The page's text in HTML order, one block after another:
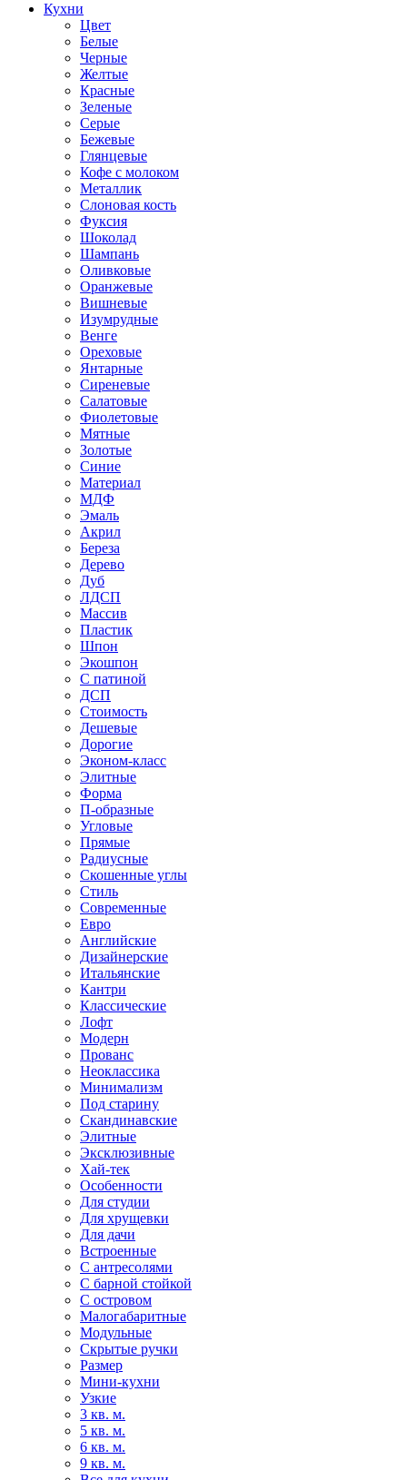
Кухни
Цвет
Белые
Черные
Желтые
Красные
Зеленые
Серые
Бежевые
Глянцевые
Кофе с молоком
Металлик
Слоновая кость
Фуксия
Шоколад
Шампань
Оливковые
Оранжевые
Вишневые
Изумрудные
Венге
Ореховые
Янтарные
Сиреневые
Салатовые
Фиолетовые
Мятные
Золотые
Синие
Материал
МДФ
Эмаль
Акрил
Береза
Дерево
Дуб
ЛДСП
Массив
Пластик
Шпон
Экошпон
С патиной
ДСП
Стоимость
Дешевые
Дорогие
Эконом-класс
Элитные
Форма
П-образные
Угловые
Прямые
Радиусные
Скошенные углы
Стиль
Современные
Евро
Английские
Дизайнерские
Итальянские
Кантри
Классические
Лофт
Модерн
Прованс
Неоклассика
Минимализм
Под старину
Скандинавские
Элитные
Эксклюзивные
Хай-тек
Особенности
Для студии
Для хрущевки
Для дачи
Встроенные
С антресолями
С барной стойкой
С островом
Малогабаритные
Модульные
Скрытые ручки
Размер
Мини-кухни
Узкие
3 кв. м.
5 кв. м.
6 кв. м.
9 кв. м.